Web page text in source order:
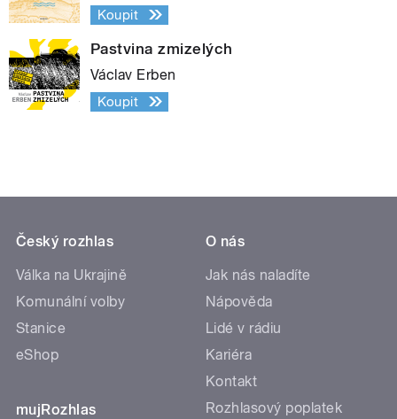
Koupit
Pastvina zmizelých
Václav Erben
Koupit
Český rozhlas
Válka na Ukrajině
Komunální volby
Stanice
eShop
mujRozhlas
O nás
Jak nás naladíte
Nápověda
Lidé v rádiu
Kariéra
Kontakt
Rozhlasový poplatek